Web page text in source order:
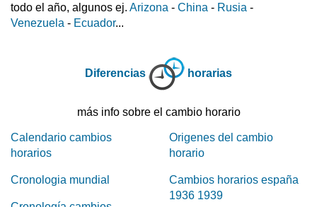
todo el año, algunos ej. Arizona - China - Rusia -
Venezuela - Ecuador...
Diferencias horarias
más info sobre el cambio horario
Calendario cambios
horarios
Cronologia mundial
Origenes del cambio
horario
Cambios horarios españa
1936 1939